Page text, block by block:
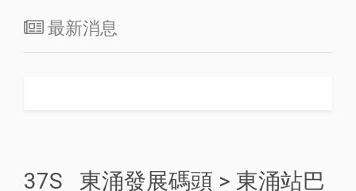
最新消息
37S 東涌發展碼頭 > 東涌站巴